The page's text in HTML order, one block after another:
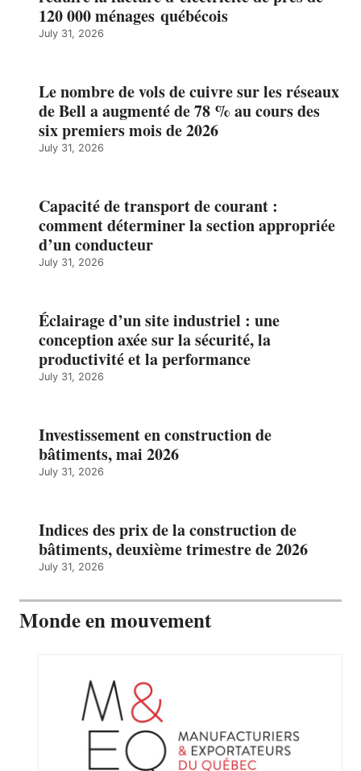
120 000 ménages québécois
July 31, 2026
Le nombre de vols de cuivre sur les réseaux
de Bell a augmenté de 78 % au cours des
six premiers mois de 2026
July 31, 2026
Capacité de transport de courant :
comment déterminer la section appropriée
d’un conducteur
July 31, 2026
Éclairage d’un site industriel : une
conception axée sur la sécurité, la
productivité et la performance
July 31, 2026
Investissement en construction de
bâtiments, mai 2026
July 31, 2026
Indices des prix de la construction de
bâtiments, deuxième trimestre de 2026
July 31, 2026
Monde en mouvement